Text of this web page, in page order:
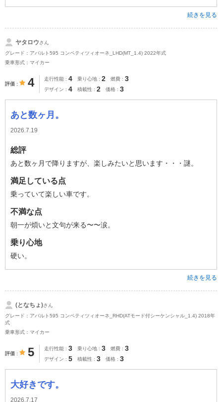
続きを見る
ヤタロウさん
グレード：アバルト595 コンペティツィオーネ_LHD(MT_1.4) 2022年式
乗車形式：マイカー
評価 4 走行性能 4 乗り心地 2 燃費 3
デザイン 4 積載性 2 価格 3
あと数ヶ月。
2026.7.19
総評
あと数ヶ月で降りますが、楽しみたいと思います・・・謎。
満足している点
乗っていて楽しい車です。
不満な点
朝一が煩いと文句が来る〜〜涙。
乗り心地
硬い。
続きを見る
(となちょ)さん
グレード：アバルト595 コンペティツィオーネ_RHD(ATモード付シーケンシャル_1.4) 2018年
式
乗車形式：マイカー
評価 5 走行性能 3 乗り心地 3 燃費 3
デザイン 5 積載性 3 価格 3
大好きです。
2026.7.17